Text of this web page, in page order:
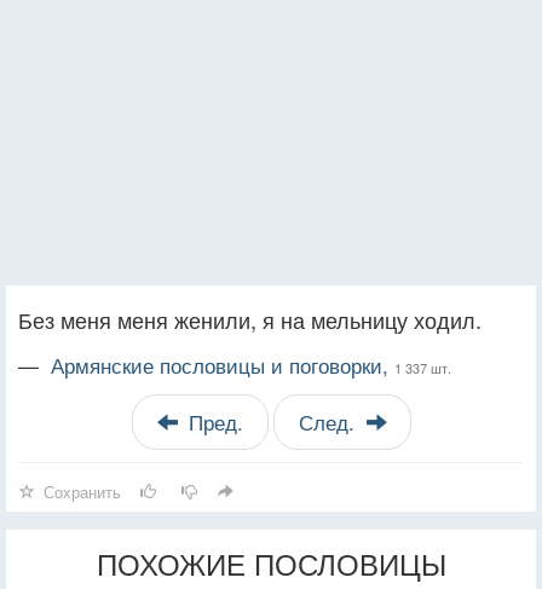
Без меня меня женили, я на мельницу ходил.
— Армянские пословицы и поговорки, 1 337 шт.
Пред. След.
Сохранить
ПОХОЖИЕ ПОСЛОВИЦЫ